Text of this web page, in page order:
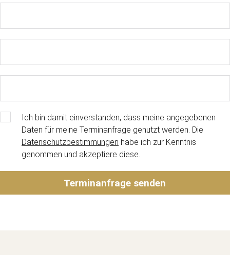
Ich bin damit einverstanden, dass meine angegebenen
Daten für meine Terminanfrage genutzt werden. Die
Datenschutzbestimmungen habe ich zur Kenntnis
genommen und akzeptiere diese.
Terminanfrage senden